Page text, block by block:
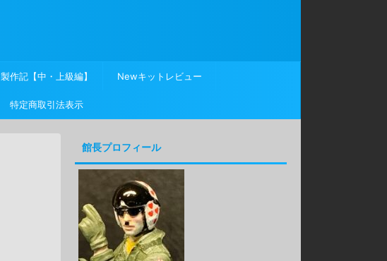
製作記【中・上級編】 Newキットレビュー
特定商取引法表示
館長プロフィール